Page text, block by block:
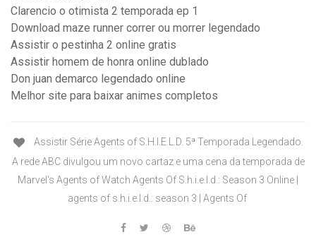
Clarencio o otimista 2 temporada ep 1
Download maze runner correr ou morrer legendado
Assistir o pestinha 2 online gratis
Assistir homem de honra online dublado
Don juan demarco legendado online
Melhor site para baixar animes completos
Assistir Série Agents of S.H.I.E.L.D. 5ª Temporada Legendado.
A rede ABC divulgou um novo cartaz e uma cena da temporada de
Marvel's Agents of Watch Agents Of S.h.i.e.l.d.: Season 3 Online |
agents of s.h.i.e.l.d.: season 3 | Agents Of